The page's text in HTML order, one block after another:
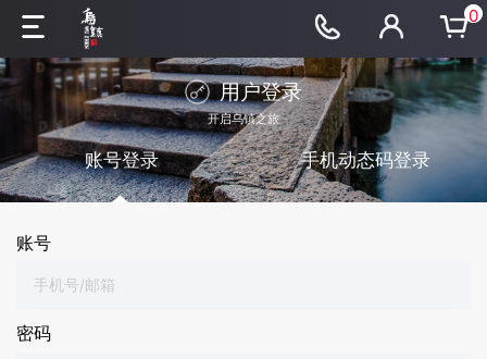
0
用户登录
开启乌镇之旅
账号登录 手机动态码登录
账号
密码